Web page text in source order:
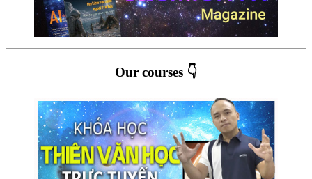
Our courses 👇